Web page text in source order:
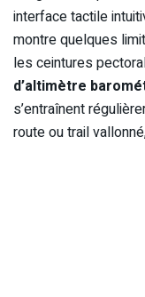
interface tactile
montre quelques
les ceintures
d’altimètre
s’entraînent
route ou trail